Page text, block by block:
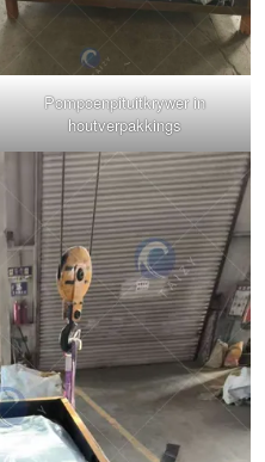
Pompoenpituitkrywer in
houtverpakkings